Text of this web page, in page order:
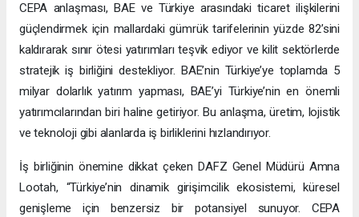
CEPA anlaşması, BAE ve Türkiye arasındaki ticaret ilişkilerini
güçlendirmek için mallardaki gümrük tarifelerinin yüzde 82’sini
kaldırarak sınır ötesi yatırımları teşvik ediyor ve kilit sektörlerde
stratejik iş birliğini destekliyor. BAE’nin Türkiye’ye toplamda 5
milyar dolarlık yatırım yapması, BAE’yi Türkiye’nin en önemli
yatırımcılarından biri haline getiriyor. Bu anlaşma, üretim, lojistik
ve teknoloji gibi alanlarda iş birliklerini hızlandırıyor.
İş birliğinin önemine dikkat çeken DAFZ Genel Müdürü Amna
Lootah, “Türkiye’nin dinamik girişimcilik ekosistemi, küresel
genişleme için benzersiz bir potansiyel sunuyor. CEPA